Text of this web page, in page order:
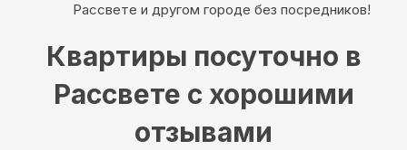
Рассвете и другом городе без посредников!
Квартиры посуточно в
Рассвете с хорошими
отзывами